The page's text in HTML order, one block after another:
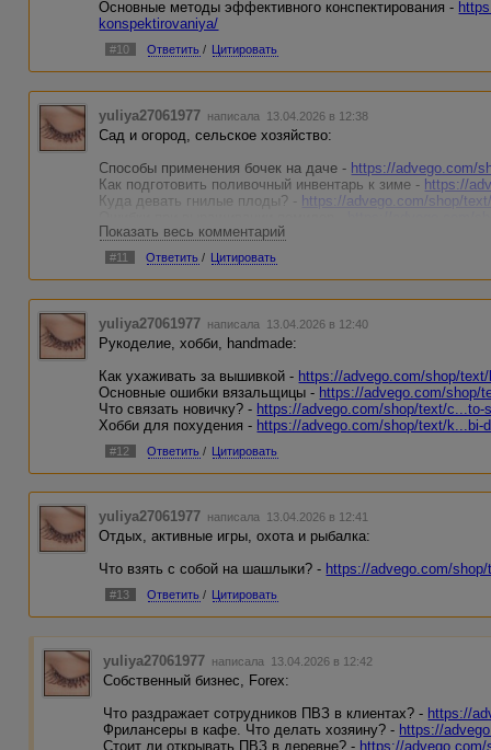
Основные методы эффективного конспектирования -
konspektirovaniya/
#10 Ответить / Цитировать
yuliya27061977 написала 13.04.2026 в 12:38
Сад и огород, сельское хозяйство:
Способы применения бочек на даче - https://advego.com/
Как подготовить поливочный инвентарь к зиме - https://
Куда девать гнилые плоды? - https://advego.com/shop/
Показать весь комментарий
#11 Ответить / Цитировать
yuliya27061977 написала 13.04.2026 в 12:40
Рукоделие, хобби, handmade:
Как ухаживать за вышивкой - https://advego.com/shop/
Основные ошибки вязальщицы - https://advego.com/shop/
Что связать новичку? - https://advego.com/shop/text/c...to-
Хобби для похудения - https://advego.com/shop/text/k...bi-
#12 Ответить / Цитировать
yuliya27061977 написала 13.04.2026 в 12:41
Отдых, активные игры, охота и рыбалка:
Что взять с собой на шашлыки? - https://advego.com/
#13 Ответить / Цитировать
yuliya27061977 написала 13.04.2026 в 12:42
Собственный бизнес, Forex:
Что раздражает сотрудников ПВЗ в клиентах? - https://
Фрилансеры в кафе. Что делать хозяину? - https://
Стоит ли открывать ПВЗ в деревне? - https://